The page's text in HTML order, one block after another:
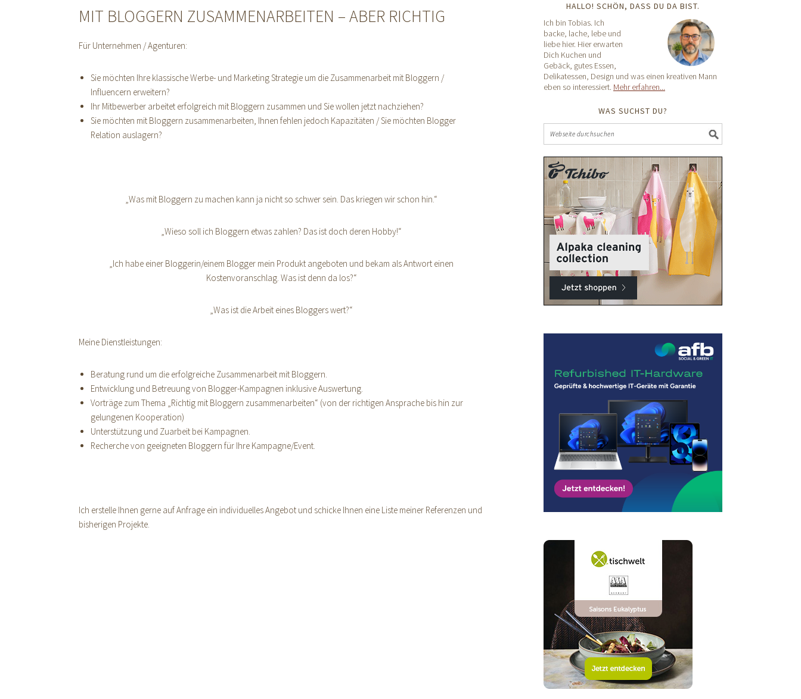
MIT BLOGGERN ZUSAMMENARBEITEN – ABER RICHTIG
Für Unternehmen / Agenturen:
Sie möchten Ihre klassische Werbe- und Marketing Strategie um die Zusammenarbeit mit Bloggern /
Influencern erweitern?
Ihr Mitbewerber arbeitet erfolgreich mit Bloggern zusammen und Sie wollen jetzt nachziehen?
Sie möchten mit Bloggern zusammenarbeiten, Ihnen fehlen jedoch Kapazitäten / Sie möchten Blogger
Relation auslagern?
„Was mit Bloggern zu machen kann ja nicht so schwer sein. Das kriegen wir schon hin.“
„Wieso soll ich Bloggern etwas zahlen? Das ist doch deren Hobby!“
„Ich habe einer Bloggerin/einem Blogger mein Produkt angeboten und bekam als Antwort einen
Kostenvoranschlag. Was ist denn da los?“
„Was ist die Arbeit eines Bloggers wert?“
Meine Dienstleistungen:
Beratung rund um die erfolgreiche Zusammenarbeit mit Bloggern.
Entwicklung und Betreuung von Blogger-Kampagnen inklusive Auswertung.
Vorträge zum Thema „Richtig mit Bloggern zusammenarbeiten“ (von der richtigen Ansprache bis hin zur
gelungenen Kooperation)
Unterstützung und Zuarbeit bei Kampagnen.
Recherche von geeigneten Bloggern für Ihre Kampagne/Event.
Ich erstelle Ihnen gerne auf Anfrage ein individuelles Angebot und schicke Ihnen eine Liste meiner Referenzen und
bisherigen Projekte.
HALLO! SCHÖN, DASS DU DA BIST.
Ich bin Tobias. Ich
backe, lache, lebe und
liebe hier. Hier erwarten
Dich Kuchen und
Gebäck, gutes Essen,
Delikatessen, Design und was einen kreativen Mann
eben so interessiert. Mehr erfahren...
WAS SUCHST DU?